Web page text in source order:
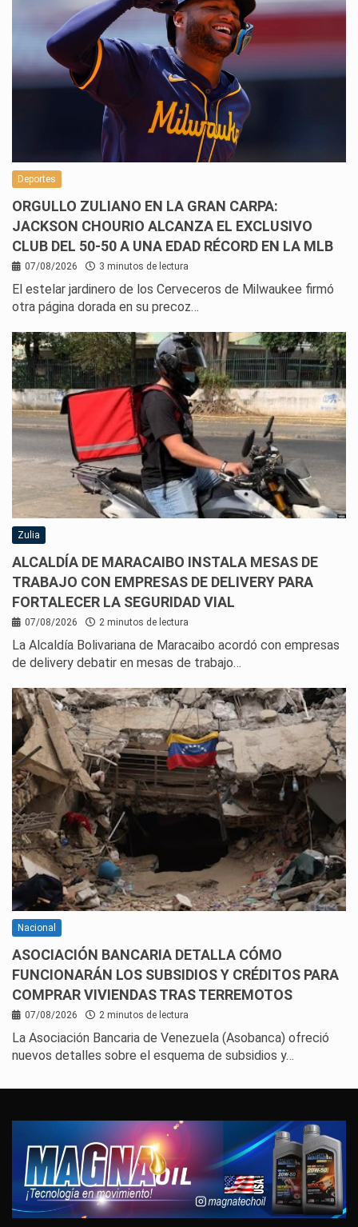
Deportes
ORGULLO ZULIANO EN LA GRAN CARPA:
JACKSON CHOURIO ALCANZA EL EXCLUSIVO
CLUB DEL 50-50 A UNA EDAD RÉCORD EN LA MLB
07/08/2026 3 minutos de lectura
El estelar jardinero de los Cerveceros de Milwaukee firmó
otra página dorada en su precoz…
Zulia
ALCALDÍA DE MARACAIBO INSTALA MESAS DE
TRABAJO CON EMPRESAS DE DELIVERY PARA
FORTALECER LA SEGURIDAD VIAL
07/08/2026 2 minutos de lectura
La Alcaldía Bolivariana de Maracaibo acordó con empresas
de delivery debatir en mesas de trabajo…
Nacional
ASOCIACIÓN BANCARIA DETALLA CÓMO
FUNCIONARÁN LOS SUBSIDIOS Y CRÉDITOS PARA
COMPRAR VIVIENDAS TRAS TERREMOTOS
07/08/2026 2 minutos de lectura
La Asociación Bancaria de Venezuela (Asobanca) ofreció
nuevos detalles sobre el esquema de subsidios y…